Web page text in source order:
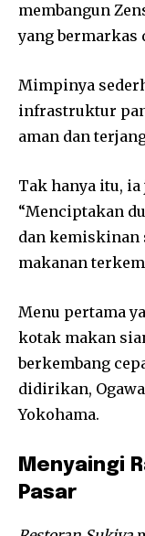
membangun
yang bermarkas
Mimpinya
infrastruktur
aman dan
Tak hanya itu, ia
“Menciptakan
dan kemiskinan
makanan
Menu pertama
kotak makan
berkembang
didirikan,
Yokohama.
Menyaingi
Pasar